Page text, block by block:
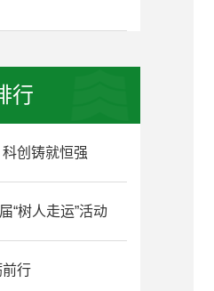
行
创铸就恒强
“树人走运”活动
行